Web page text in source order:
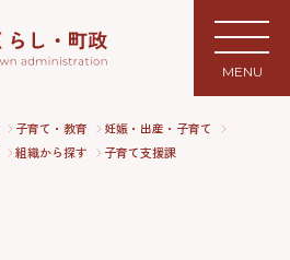
MENU
子育て・教育 妊娠・出産・子育て
組織から探す 子育て支援課